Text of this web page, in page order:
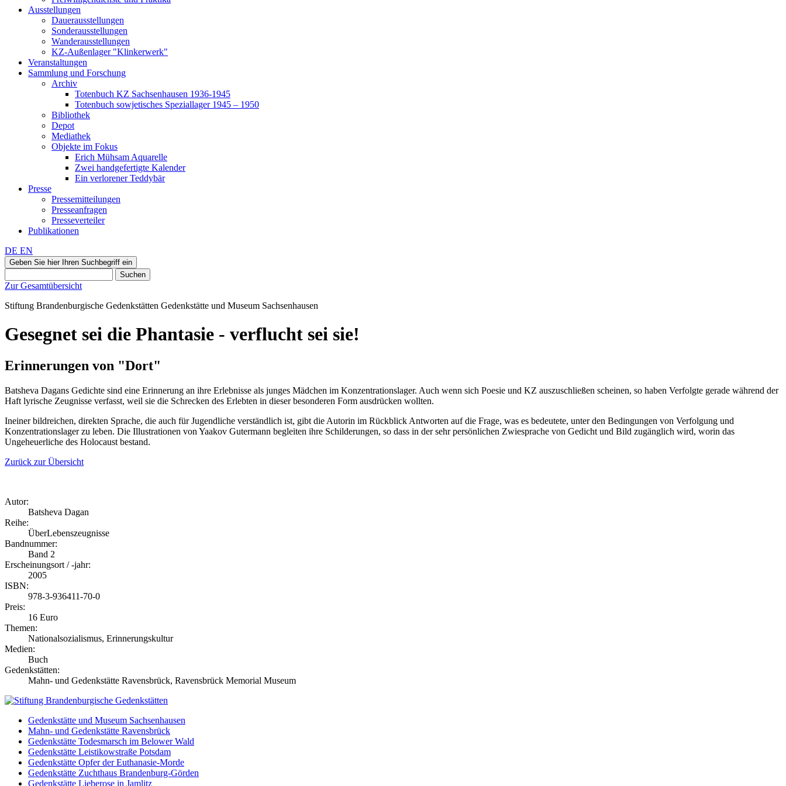
Ausstellungen
Dauerausstellungen
Sonderausstellungen
Wanderausstellungen
KZ-Außenlager "Klinkerwerk"
Veranstaltungen
Sammlung und Forschung
Archiv
Totenbuch KZ Sachsenhausen 1936-1945
Totenbuch sowjetisches Speziallager 1945 – 1950
Bibliothek
Depot
Mediathek
Objekte im Fokus
Erich Mühsam Aquarelle
Zwei handgefertigte Kalender
Ein verlorener Teddybär
Presse
Pressemitteilungen
Presseanfragen
Presseverteiler
Publikationen
DE EN
Geben Sie hier Ihren Suchbegriff ein
Suchen
Zur Gesamtübersicht
Stiftung Brandenburgische Gedenkstätten Gedenkstätte und Museum Sachsenhausen
Gesegnet sei die Phantasie - verflucht sei sie!
Erinnerungen von "Dort"
Batsheva Dagans Gedichte sind eine Erinnerung an ihre Erlebnisse als junges Mädchen im Konzentrationslager. Auch wenn sich Poesie und KZ auszuschließen scheinen, so haben Verfolgte gerade während der
Haft lyrische Zeugnisse verfasst, weil sie die Schrecken des Erlebten in dieser besonderen Form ausdrücken wollten.
Ineiner bildreichen, direkten Sprache, die auch für Jugendliche verständlich ist, gibt die Autorin im Rückblick Antworten auf die Frage, was es bedeutete, unter den Bedingungen von Verfolgung und
Konzentrationslager zu leben. Die Illustrationen von Yaakov Gutermann begleiten ihre Schilderungen, so dass in der sehr persönlichen Zwiesprache von Gedicht und Bild zugänglich wird, worin das
Ungeheuerliche des Holocaust bestand.
Zurück zur Übersicht
Autor:
Batsheva Dagan
Reihe:
ÜberLebenszeugnisse
Bandnummer:
Band 2
Erscheinungsort / -jahr:
2005
ISBN:
978-3-936411-70-0
Preis:
16 Euro
Themen:
Nationalsozialismus, Erinnerungskultur
Medien:
Buch
Gedenkstätten:
Mahn- und Gedenkstätte Ravensbrück, Ravensbrück Memorial Museum
Gedenkstätte und Museum Sachsenhausen
Mahn- und Gedenkstätte Ravensbrück
Gedenkstätte Todesmarsch im Belower Wald
Gedenkstätte Leistikowstraße Potsdam
Gedenkstätte Opfer der Euthanasie-Morde
Gedenkstätte Zuchthaus Brandenburg-Görden
Gedenkstätte Lieberose in Jamlitz